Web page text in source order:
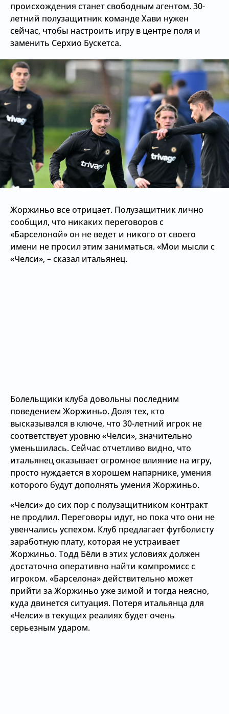
происхождения станет свободным агентом. 30-
летний полузащитник команде Хави нужен
сейчас, чтобы настроить игру в центре поля и
заменить Серхио Бускетса.
Жоржиньо все отрицает. Полузащитник лично
сообщил, что никаких переговоров с
«Барселоной» он не ведет и никого от своего
имени не просил этим заниматься. «Мои мысли с
«Челси», – сказал итальянец.
Болельщики клуба довольны последним
поведением Жоржиньо. Доля тех, кто
высказывался в ключе, что 30-летний игрок не
соответствует уровню «Челси», значительно
уменьшилась. Сейчас отчетливо видно, что
итальянец оказывает огромное влияние на игру,
просто нуждается в хорошем напарнике, умения
которого будут дополнять умения Жоржиньо.
«Челси» до сих пор с полузащитником контракт
не продлил. Переговоры идут, но пока что они не
увенчались успехом. Клуб предлагает футболисту
заработную плату, которая не устраивает
Жоржиньо. Тодд Бёли в этих условиях должен
достаточно оперативно найти компромисс с
игроком. «Барселона» действительно может
прийти за Жоржиньо уже зимой и тогда неясно,
куда двинется ситуация. Потеря итальянца для
«Челси» в текущих реалиях будет очень
серьезным ударом.